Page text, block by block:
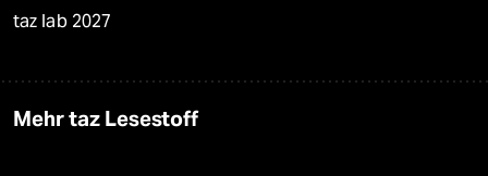
taz lab 2027
Mehr taz Lesestoff